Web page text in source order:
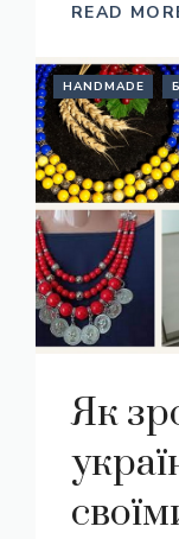
READ
HANDMADE
Як